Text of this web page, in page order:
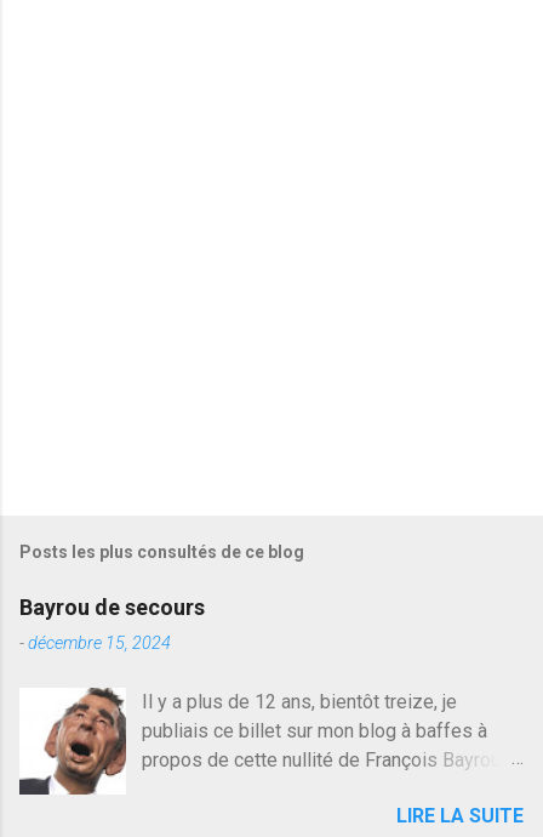
Posts les plus consultés de ce blog
Bayrou de secours
-décembre 15, 2024
Il y a plus de 12 ans, bientôt treize, je
publiais ce billet sur mon blog à baffes à
propos de cette nullité de François Bayrou. Il
quelqu'un, je ne parle pas des couples mais
LIRE LA SUITE